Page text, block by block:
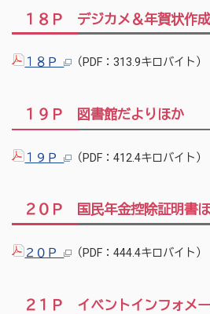
１８Ｐ デジカメ＆年賀状作
１８Ｐ （PDF：313.9キロバイト）
１９Ｐ 図書館だよりほか
１９Ｐ （PDF：412.4キロバイト）
２０Ｐ 国民年金控除証明書
２０Ｐ （PDF：444.4キロバイト）
２１Ｐ イベントインフォメ